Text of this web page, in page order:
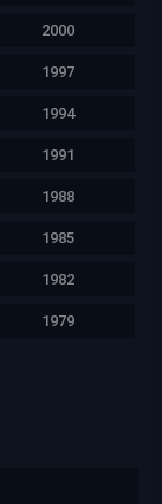
2000
1997
1994
1991
1988
1985
1982
1979